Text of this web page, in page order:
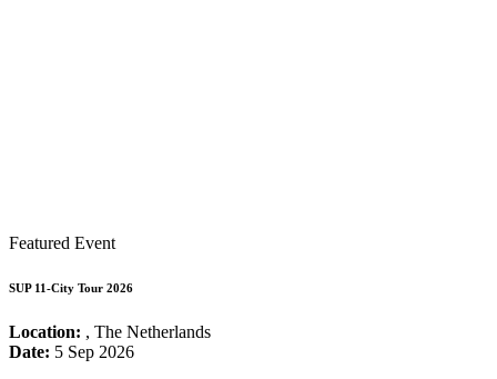
Featured Event
SUP 11-City Tour 2026
Location: , The Netherlands
Date: 5 Sep 2026